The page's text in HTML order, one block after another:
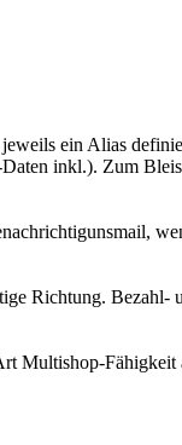
ein Alias
inkl.). Zum
Richtung. Bezahl-
Multishop-Fähigkeit